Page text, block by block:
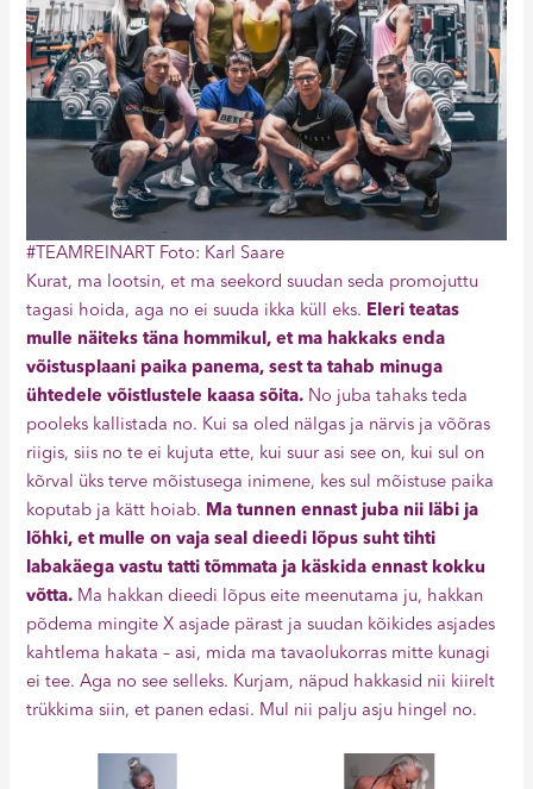
#TEAMREINART Foto: Karl Saare
Kurat, ma lootsin, et ma seekord suudan seda promojuttu
tagasi hoida, aga no ei suuda ikka küll eks. Eleri teatas
mulle näiteks täna hommikul, et ma hakkaks enda
võistusplaani paika panema, sest ta tahab minuga
ühtedele võistlustele kaasa sõita. No juba tahaks teda
pooleks kallistada no. Kui sa oled nälgas ja närvis ja võõras
riigis, siis no te ei kujuta ette, kui suur asi see on, kui sul on
kõrval üks terve mõistusega inimene, kes sul mõistuse paika
koputab ja kätt hoiab. Ma tunnen ennast juba nii läbi ja
lõhki, et mulle on vaja seal dieedi lõpus suht tihti
labakäega vastu tatti tõmmata ja käskida ennast kokku
võtta. Ma hakkan dieedi lõpus eite meenutama ju, hakkan
põdema mingite X asjade pärast ja suudan kõikides asjades
kahtlema hakata – asi, mida ma tavaolukorras mitte kunagi
ei tee. Aga no see selleks. Kurjam, näpud hakkasid nii kiirelt
trükkima siin, et panen edasi. Mul nii palju asju hingel no.